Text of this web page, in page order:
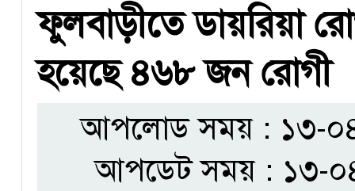
ফুলবাড়ীতে ডায়রিয়া
হয়েছে ৪৬৮ জন রোগী
আপলোড সময় : ১৩-
আপডেট সময় : ১৩-